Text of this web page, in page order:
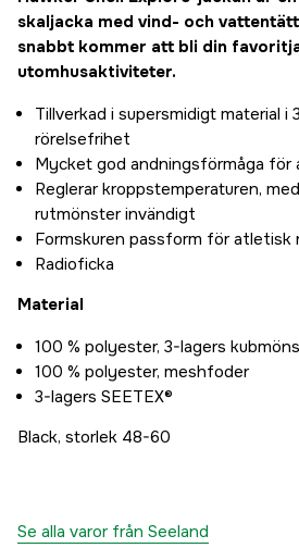
1 582 kr
skaljacka med vind- och
snabbt kommer att bli din
utomhusaktiviteter.
Tillverkad i supersmidigt material i
rörelsefrihet
Mycket god andningsförmåga för
Reglerar kroppstemperaturen,
rutmönster invändigt
Formskuren passform för atletisk
Radioficka
Material
100 % polyester, 3-lagers
100 % polyester, meshfoder
3-lagers SEETEX®
Black, storlek 48-60
Se alla varor från Seeland